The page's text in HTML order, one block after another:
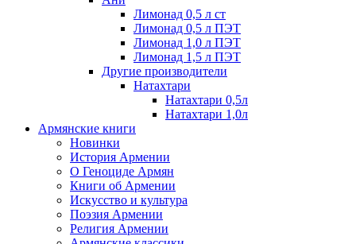
Лимонад 0,5 л ст
Лимонад 0,5 л ПЭТ
Лимонад 1,0 л ПЭТ
Лимонад 1,5 л ПЭТ
Другие производители
Натахтари
Натахтари 0,5л
Натахтари 1,0л
Армянские книги
Новинки
История Армении
О Геноциде Армян
Книги об Армении
Иcкусство и культура
Поэзия Армении
Религия Армении